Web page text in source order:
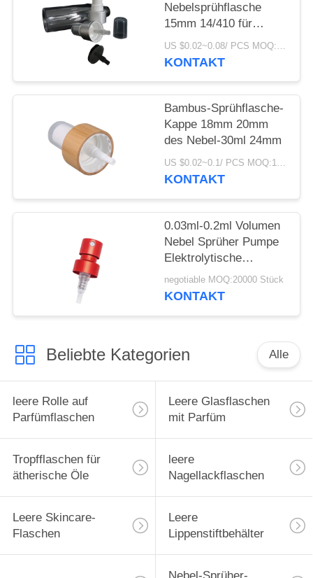
PRIVACY
Nebelsprühflasche
15mm 14/410 für
Parfümflüssigkeit
US $0.02~0.08/ PCS MOQ:10000pcs
KONTAKT
Bambus-Sprühflasche-
Kappe 18mm 20mm
des Nebel-30ml 24mm
US $0.02~0.1/ PCS MOQ:10000pcs
KONTAKT
0.03ml-0.2ml Volumen
Nebel Sprüher Pumpe
Elektrolytische
Aluminium Präzise
negotiable MOQ:20000 Stück
KONTAKT
Beliebte Kategorien Alle
leere Rolle auf
Parfümflaschen
Leere Glasflaschen
mit Parfüm
Tropfflaschen für
ätherische Öle
leere
Nagellackflaschen
Leere Skincare-
Flaschen
Leere
Lippenstiftbehälter